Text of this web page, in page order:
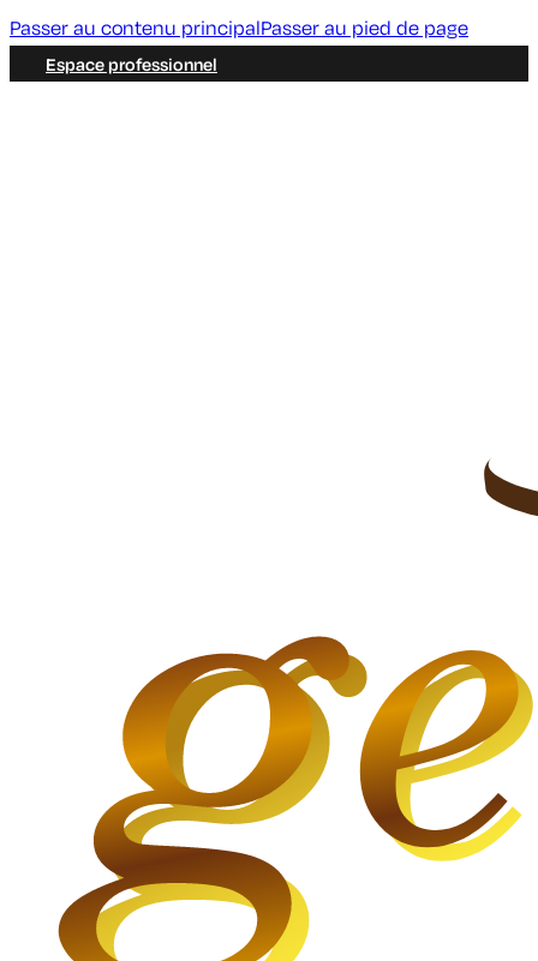
Passer au contenu principalPasser au pied de page
Espace professionnel